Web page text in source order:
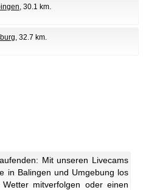
, 30.1 km.
, 32.7 km.
Mit unseren Livecams
in Balingen und Umgebung los
mitverfolgen oder einen